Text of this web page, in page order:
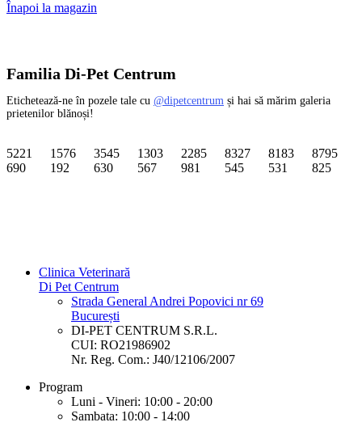
Înapoi la magazin
Familia Di-Pet Centrum
Etichetează-ne în pozele tale cu @dipetcentrum și hai să mărim galeria
prietenilor blănoși!
5221
690
1576
192
3545
630
1303
567
2285
981
8327
545
8183
531
8795
825
Clinica Veterinară
Di Pet Centrum
Strada General Andrei Popovici nr 69
București
DI-PET CENTRUM S.R.L.
CUI: RO21986902
Nr. Reg. Com.: J40/12106/2007
Program
Luni - Vineri: 10:00 - 20:00
Sambata: 10:00 - 14:00